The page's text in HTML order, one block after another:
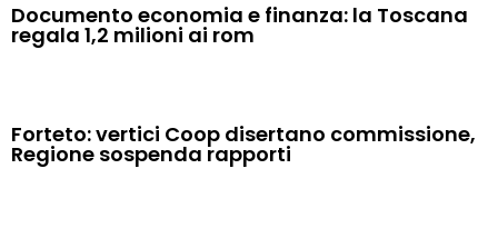
Documento economia e finanza: la Toscana
regala 1,2 milioni ai rom
Forteto: vertici Coop disertano commissione,
Regione sospenda rapporti